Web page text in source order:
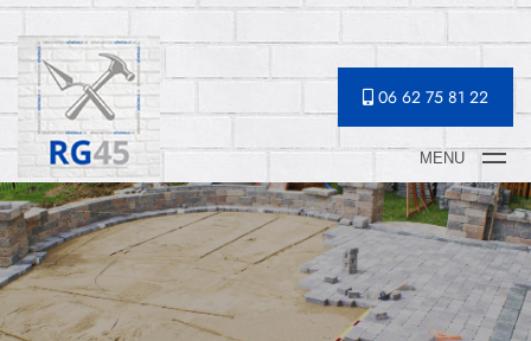
06 62 75 81 22
MENU